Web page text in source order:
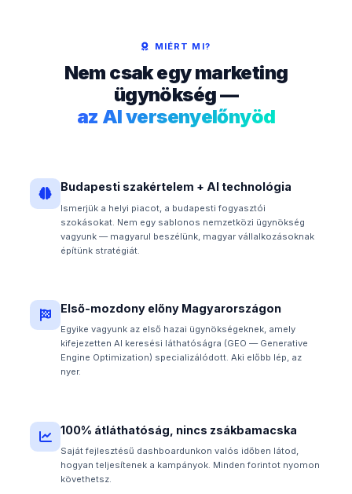
MIÉRT MI?
Nem csak egy marketing
ügynökség —
az AI versenyelőnyöd
Budapesti szakértelem + AI technológia
Ismerjük a helyi piacot, a budapesti fogyasztói
szokásokat. Nem egy sablonos nemzetközi ügynökség
vagyunk — magyarul beszélünk, magyar vállalkozásoknak
építünk stratégiát.
Első-mozdony előny Magyarországon
Egyike vagyunk az első hazai ügynökségeknek, amely
kifejezetten AI keresési láthatóságra (GEO — Generative
Engine Optimization) specializálódott. Aki előbb lép, az
nyer.
100% átláthatóság, nincs zsákbamacska
Saját fejlesztésű dashboardunkon valós időben látod,
hogyan teljesítenek a kampányok. Minden forintot nyomon
követhetsz.